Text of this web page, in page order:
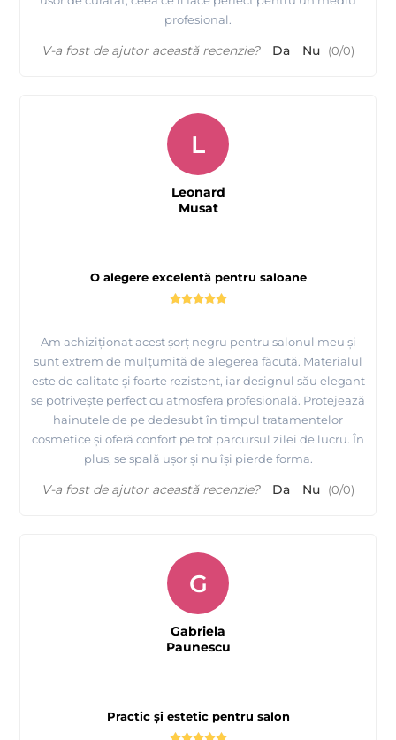
profesional.
V-a fost de ajutor această recenzie? Da Nu (0/0)
O alegere excelentă pentru saloane
Am achiziționat acest șorț negru pentru salonul meu și
sunt extrem de mulțumită de alegerea făcută. Materialul
este de calitate și foarte rezistent, iar designul său elegant
se potrivește perfect cu atmosfera profesională. Protejează
hainutele de pe dedesubt în timpul tratamentelor
cosmetice și oferă confort pe tot parcursul zilei de lucru. În
plus, se spală ușor și nu își pierde forma.
L
Leonard
Musat
V-a fost de ajutor această recenzie? Da Nu (0/0)
Practic și estetic pentru salon
G
Gabriela
Paunescu